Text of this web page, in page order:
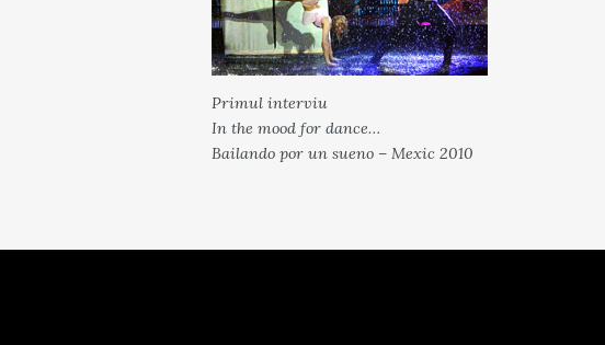
Primul interviu
In the mood for dance…
Bailando por un sueno – Mexic 2010